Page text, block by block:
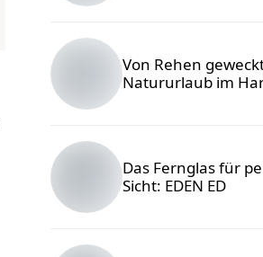
Von Rehen
Natururlaub im
Das Fernglas für
Sicht: EDEN ED